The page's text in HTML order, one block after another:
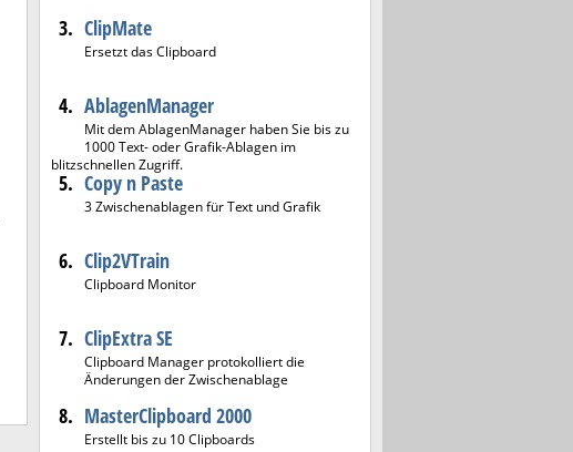
3. ClipMate
Ersetzt das Clipboard
4. AblagenManager
Mit dem AblagenManager haben Sie bis zu
1000 Text- oder Grafik-Ablagen im
blitzschnellen Zugriff.
5. Copy n Paste
3 Zwischenablagen für Text und Grafik
6. Clip2VTrain
Clipboard Monitor
7. ClipExtra SE
Clipboard Manager protokolliert die
Änderungen der Zwischenablage
8. MasterClipboard 2000
Erstellt bis zu 10 Clipboards